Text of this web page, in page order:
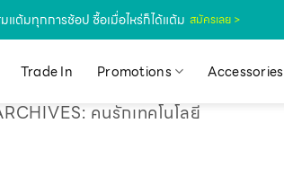
แต้มทุกการช้อป ซื้อเมื่อไหร่ก็ได้แต้ม สมัครเลย >
Trade In Promotions Accessories
คนรักเทคโนโลยี